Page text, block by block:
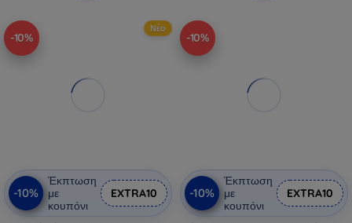
-10%
Νέο
-10%
Έκπτωση
με
κουπόνι
EXTRA10
-10%
-10%
Έκπτωση
με
κουπόνι
EXTRA10